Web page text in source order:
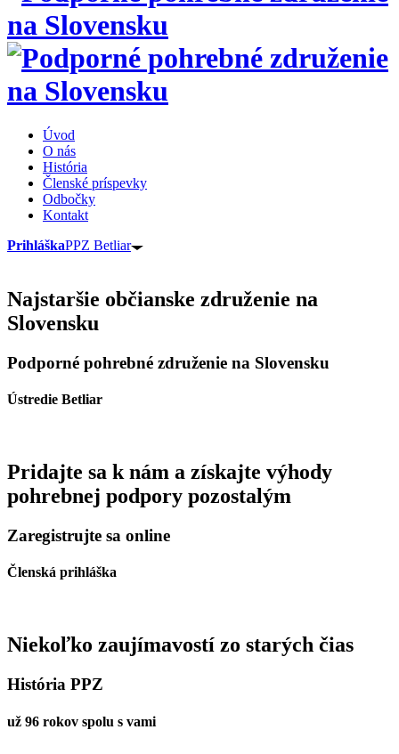
Úvod
O nás
História
Členské príspevky
Odbočky
Kontakt
PrihláškaPPZ Betliar
Najstaršie občianske združenie na
Slovensku
Podporné pohrebné združenie na Slovensku
Ústredie Betliar
Pridajte sa k nám a získajte výhody
pohrebnej podpory pozostalým
Zaregistrujte sa online
Členská prihláška
Niekoľko zaujímavostí zo starých čias
História PPZ
už 96 rokov spolu s vami